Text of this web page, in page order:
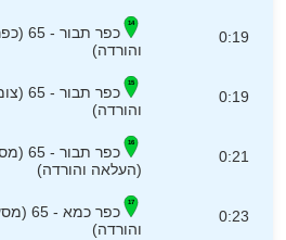
0:19
כפר
והורדה)
0:19
כפר
והורדה)
0:21
כפר
(העלאה והורדה)
0:23
כפר
והורדה)